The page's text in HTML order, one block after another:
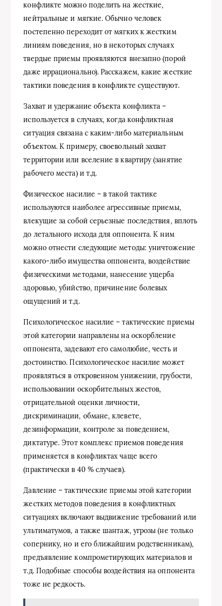
конфликте можно поделить на жесткие,
нейтральные и мягкие. Обычно человек
постепенно переходит от мягких к жестким
линиям поведения, но в некоторых случаях
твердые приемы проявляются внезапно (порой
даже иррационально). Расскажем, какие жесткие
тактики поведения в конфликте существуют.
Захват и удержание объекта конфликта –
используется в случаях, когда конфликтная
ситуация связана с каким-либо материальным
объектом. К примеру, своевольный захват
территории или вселение в квартиру (занятие
рабочего места) и т.д.
Физическое насилие – в такой тактике
используются наиболее агрессивные приемы,
влекущие за собой серьезные последствия, вплоть
до летального исхода для оппонента. К ним
можно отнести следующие методы: уничтожение
какого-либо имущества оппонента, воздействие
физическими методами, нанесение ущерба
здоровью, убийство, причинение болевых
ощущений и т.д.
Психологическое насилие – тактические приемы
этой категории направлены на оскорбление
оппонента, задевают его самолюбие, честь и
достоинство. Психологическое насилие может
проявляться в откровенном унижении, грубости,
использовании оскорбительных жестов,
отрицательной оценки личности,
дискриминации, обмане, клевете,
дезинформации, контроле за поведением,
диктатуре. Этот комплекс приемов поведения
применяется в конфликтах чаще всего
(практически в 40 % случаев).
Давление – тактические приемы этой категории
жестких методов поведения в конфликтных
ситуациях включают выдвижение требований или
ультиматумов, а также шантаж, угрозы (не только
сопернику, но и его ближайшим родственникам),
предъявление компрометирующих материалов и
т.д. Подобные способы воздействия на оппонента
тоже не редкость.